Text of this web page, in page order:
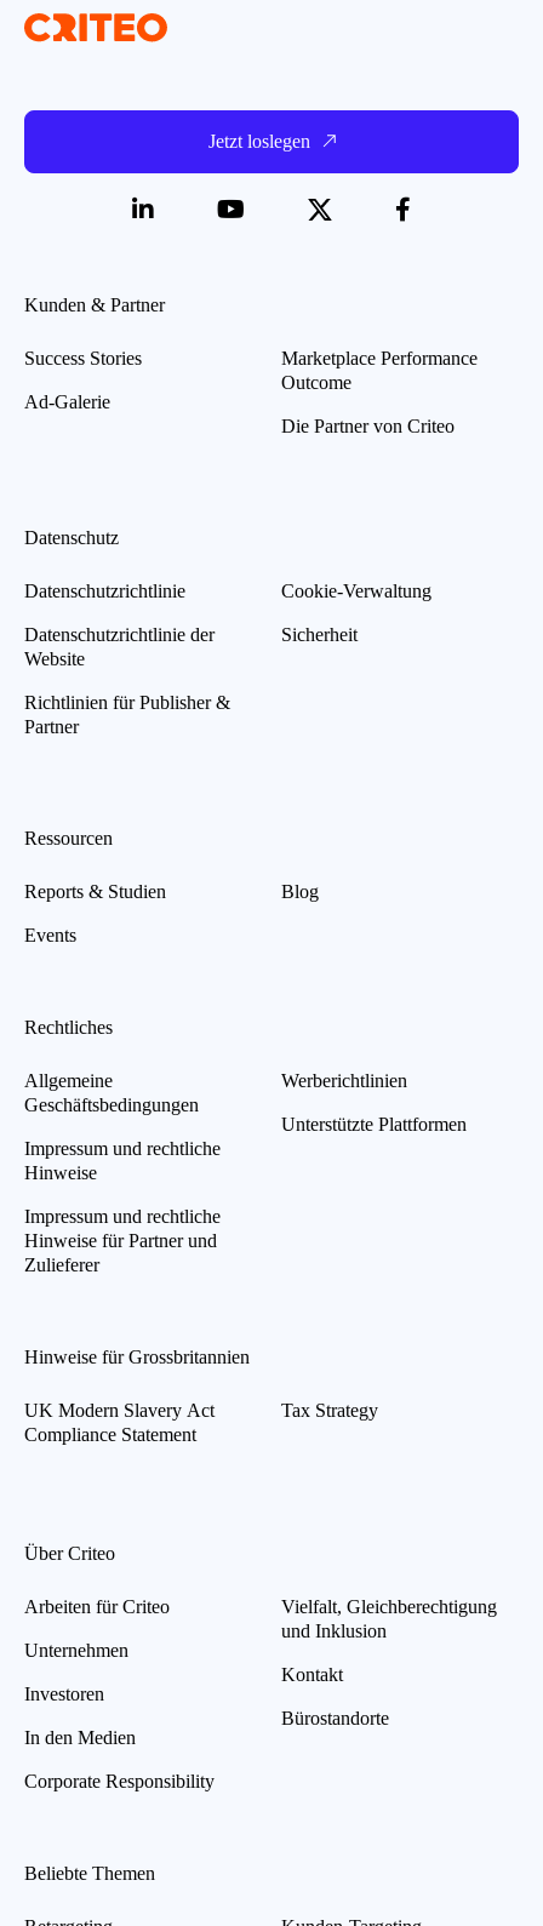
Jetzt loslegen
Kunden & Partner
Success Stories
Ad-Galerie
Marketplace Performance
Outcome
Die Partner von Criteo
Datenschutz
Datenschutzrichtlinie
Datenschutzrichtlinie der
Website
Richtlinien für Publisher &
Partner
Cookie-Verwaltung
Sicherheit
Ressourcen
Reports & Studien
Events
Blog
Rechtliches
Allgemeine
Geschäftsbedingungen
Impressum und rechtliche
Hinweise
Impressum und rechtliche
Hinweise für Partner und
Zulieferer
Werberichtlinien
Unterstützte Plattformen
Hinweise für Grossbritannien
UK Modern Slavery Act
Compliance Statement
Tax Strategy
Über Criteo
Arbeiten für Criteo
Unternehmen
Investoren
In den Medien
Corporate Responsibility
Vielfalt, Gleichberechtigung
und Inklusion
Kontakt
Bürostandorte
Beliebte Themen